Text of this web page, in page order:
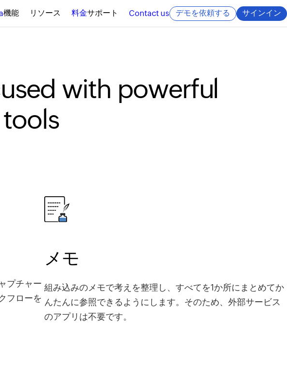
機能 リソース 料金サポート Contact us デモを依頼する サインイン
with powerful
プチャー
フローを
メモ
組み込みのメモで考えを整理し、すべてを1か所にまとめてか
んたんに参照できるようにします。そのため、外部サービス
のアプリは不要です。